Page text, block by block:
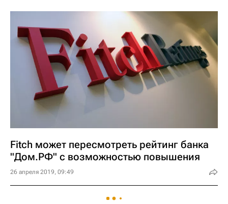
Fitch может пересмотреть рейтинг банка
"Дом.РФ" с возможностью повышения
26 апреля 2019, 09:49